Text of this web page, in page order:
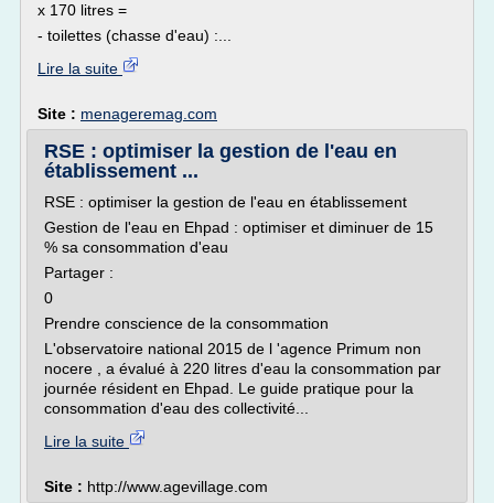
x 170 litres =
- toilettes (chasse d'eau) :...
Lire la suite
Site : menageremag.com
RSE : optimiser la gestion de l'eau en
établissement ...
RSE : optimiser la gestion de l'eau en établissement
Gestion de l'eau en Ehpad : optimiser et diminuer de 15
% sa consommation d'eau
Partager :
0
Prendre conscience de la consommation
L'observatoire national 2015 de l 'agence Primum non
nocere , a évalué à 220 litres d'eau la consommation par
journée résident en Ehpad. Le guide pratique pour la
consommation d'eau des collectivité...
Lire la suite
Site : http://www.agevillage.com